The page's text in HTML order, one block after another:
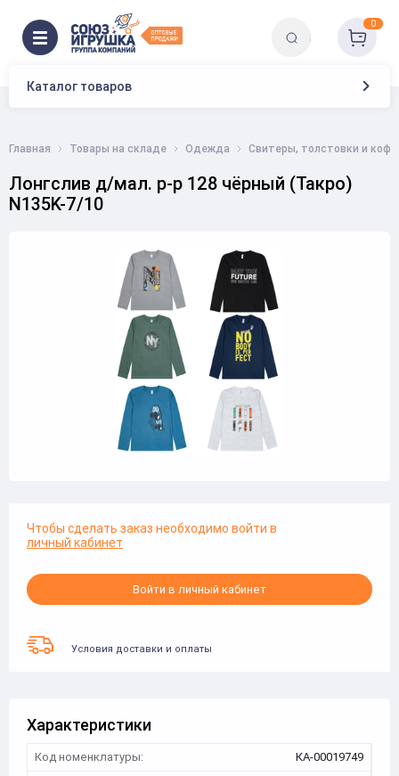
Каталог товаров
0
Главная Товары на складе Одежда Свитеры, толстовки и
Лонгслив д/мал. р-р 128 чёрный (Такро)
N135K-7/10
Чтобы сделать заказ необходимо войти в
личный кабинет
Войти в личный кабинет
Условия доставки и оплаты
Характеристики
Код номенклатуры:
КА-00019749